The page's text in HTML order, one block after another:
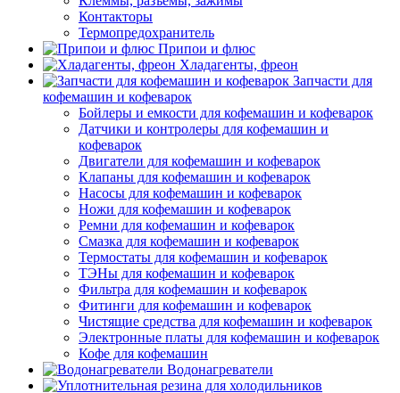
Контакторы
Термопредохранитель
Припои и флюс
Хладагенты, фреон
Запчасти для
кофемашин и кофеварок
Бойлеры и емкости для кофемашин и кофеварок
Датчики и контролеры для кофемашин и
кофеварок
Двигатели для кофемашин и кофеварок
Клапаны для кофемашин и кофеварок
Насосы для кофемашин и кофеварок
Ножи для кофемашин и кофеварок
Ремни для кофемашин и кофеварок
Смазка для кофемашин и кофеварок
Термостаты для кофемашин и кофеварок
ТЭНы для кофемашин и кофеварок
Фильтра для кофемашин и кофеварок
Фитинги для кофемашин и кофеварок
Чистящие средства для кофемашин и кофеварок
Электронные платы для кофемашин и кофеварок
Кофе для кофемашин
Водонагреватели